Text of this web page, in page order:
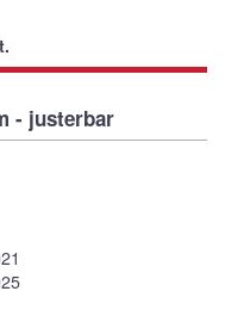
- justerbar